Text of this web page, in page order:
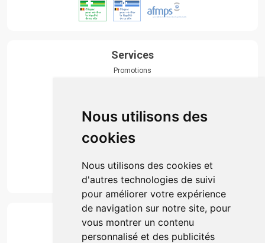
Nous utilisons des
cookies
Nous utilisons des cookies et
d'autres technologies de suivi
pour améliorer votre expérience
de navigation sur notre site, pour
vous montrer un contenu
personnalisé et des publicités
Services
Promotions
Actualités & conseils
Événements
Marques
Suivez-nous
Paiement
Simple, rapide et 100% sécurisé